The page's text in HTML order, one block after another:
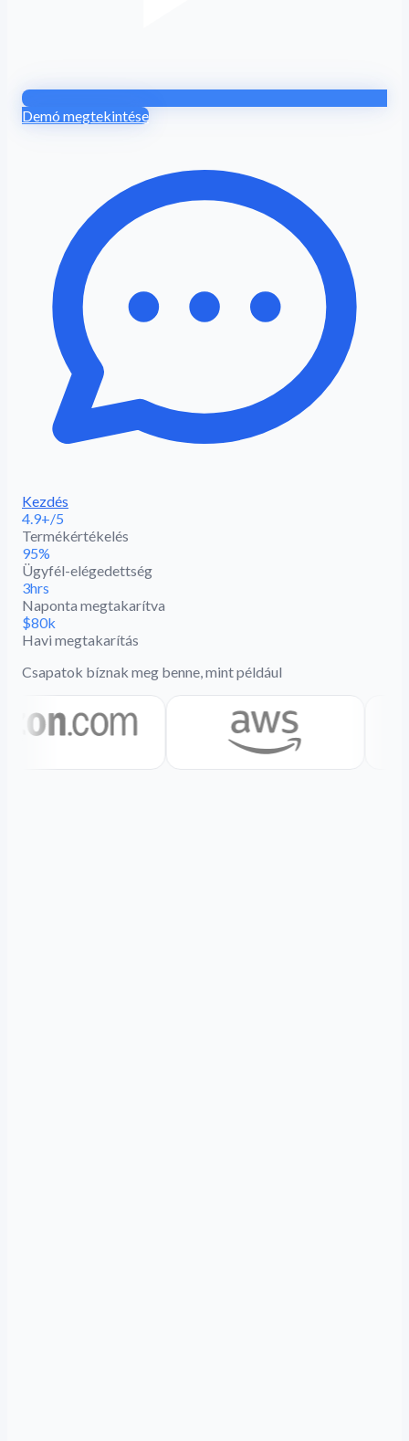
Demó megtekintése
Kezdés
4.9+/5
Termékértékelés
95%
Ügyfél-elégedettség
3hrs
Naponta megtakarítva
$80k
Havi megtakarítás
Csapatok bíznak meg benne, mint például